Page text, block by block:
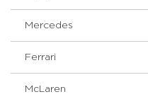
Mercedes
Ferrari
McLaren